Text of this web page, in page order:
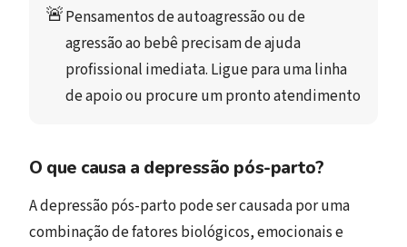
🚨Pensamentos de autoagressão ou de
agressão ao bebê precisam de ajuda
profissional imediata. Ligue para uma linha
de apoio ou procure um pronto atendimento
O que causa a depressão pós-parto?
A depressão pós-parto pode ser causada por uma
combinação de fatores biológicos, emocionais e